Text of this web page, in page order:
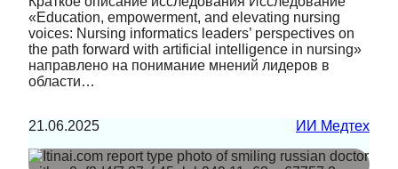
«Education, empowerment, and elevating nursing
voices: Nursing informatics leaders’ perspectives on
the path forward with artificial intelligence in nursing»
направлено на понимание мнений лидеров в
области…
21.06.2025 ИИ Медтех